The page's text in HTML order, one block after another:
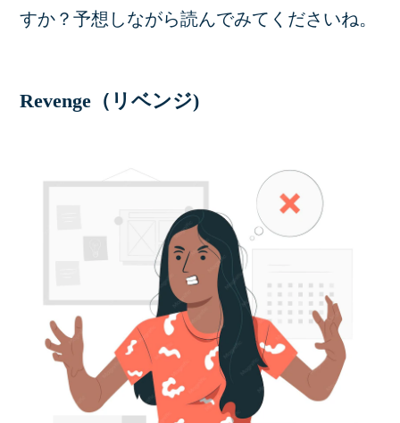
すか？予想しながら読んでみてくださいね。
Revenge（リベンジ)